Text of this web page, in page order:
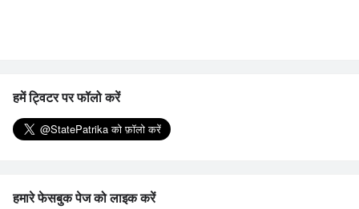
हमें ट्विटर पर फॉलो करें
हमारे फेसबुक पेज को लाइक करें